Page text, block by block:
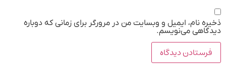
ذخیره نام، ایمیل و وبسایت من در مرورگر برای زمانی که دوباره
دیدگاهی می‌نویسم.